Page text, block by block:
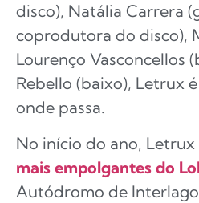
disco), Natália Carrera
coprodutora do disco),
Lourenço Vasconcellos
Rebello (baixo), Letrux
onde passa.
No início do ano, Letrux
mais empolgantes do
Autódromo de